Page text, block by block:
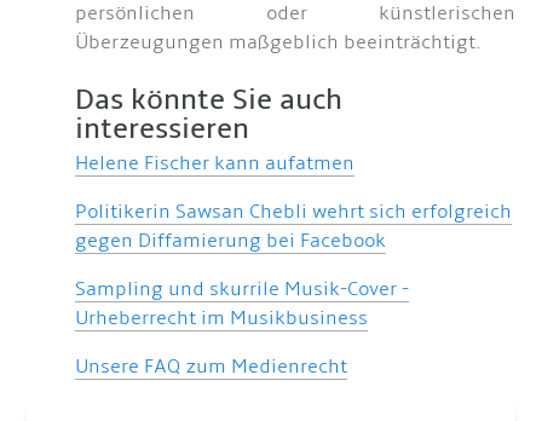
persönlichen oder künstlerischen
Überzeugungen maßgeblich beeinträchtigt.
Das könnte Sie auch
interessieren
Helene Fischer kann aufatmen
Politikerin Sawsan Chebli wehrt sich erfolgreich
gegen Diffamierung bei Facebook
Sampling und skurrile Musik-Cover -
Urheberrecht im Musikbusiness
Unsere FAQ zum Medienrecht